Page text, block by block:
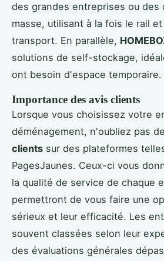
des grandes entreprises ou des
masse, utilisant à la fois le rail
transport. En parallèle,
solutions de self-stockage,
ont besoin d'espace temporaire.
Importance des avis clients
Lorsque vous choisissez votre
déménagement, n'oubliez pas
clients sur des plateformes
PagesJaunes. Ceux-ci vous
la qualité de service de chaque
permettront de vous faire une
sérieux et leur efficacité. Les
souvent classées selon leur
des évaluations générales